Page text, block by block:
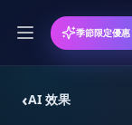
‹AI 效果